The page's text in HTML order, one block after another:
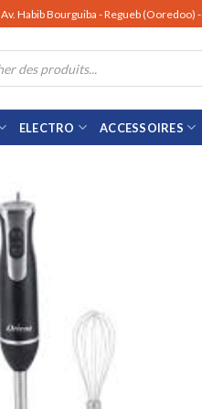
Av. Habib Bourguiba - Regueb (Ooredoo) -
ELECTRO ACCESSOIRES